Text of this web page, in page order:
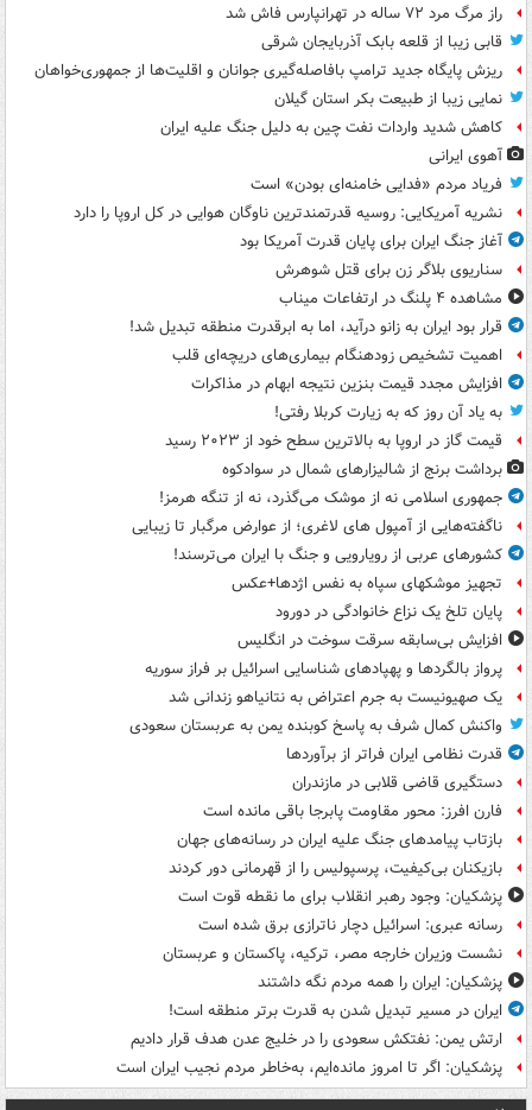
راز مرگ مرد ۷۲ ساله در تهرانپارس فاش شد
قابی زیبا از قلعه بابک آذربایجان شرقی
ریزش پایگاه جدید ترامپ بافاصله‌گیری جوانان و اقلیت‌ها از جمهوری‌خواهان
نمایی زیبا از طبیعت بکر استان گیلان
کاهش شدید واردات نفت چین به دلیل جنگ علیه ایران
آهوی ایرانی
فریاد مردم «فدایی خامنه‌ای بودن» است
نشریه آمریکایی: روسیه قدرتمندترین ناوگان هوایی در کل اروپا را دارد
آغاز جنگ ایران برای پایان قدرت آمریکا بود
سناریوی بلاگر زن برای قتل شوهرش
مشاهده ۴ پلنگ در ارتفاعات میناب
قرار بود ایران به زانو درآید، اما به ابرقدرت منطقه تبدیل شد!
اهمیت تشخیص زودهنگام بیماری‌های دریچه‌ای قلب
افزایش مجدد قیمت بنزین نتیجه ابهام در مذاکرات
به یاد آن روز که به زیارت کربلا رفتی!
قیمت گاز در اروپا به بالاترین سطح خود از ۲۰۲۳ رسید
برداشت برنج از شالیزارهای شمال در سوادکوه
جمهوری اسلامی نه از موشک می‌گذرد، نه از تنگه هرمز!
ناگفته‌هایی از آمپول های لاغری؛ از عوارض مرگبار تا زیبایی
کشورهای عربی از رویارویی و جنگ با ایران می‌ترسند!
تجهیز موشکهای سپاه به نفس اژدها+عکس
پایان تلخ یک نزاع خانوادگی در دورود
افزایش بی‌سابقه سرقت سوخت در انگلیس
پرواز بالگردها و پهپادهای شناسایی اسرائیل بر فراز سوریه
یک صهیونیست به جرم اعتراض به نتانیاهو زندانی شد
واکنش کمال شرف به پاسخ کوبنده یمن به عربستان سعودی
قدرت نظامی ایران فراتر از برآوردها
دستگیری قاضی قلابی در مازندران
فارن افرز: محور مقاومت پابرجا باقی مانده است
بازتاب پیامدهای جنگ علیه ایران در رسانه‌های جهان
بازیکنان بی‌کیفیت، پرسپولیس را از قهرمانی دور کردند
پزشکیان: وجود رهبر انقلاب برای ما نقطه قوت است
رسانه عبری: اسرائیل دچار ناترازی برق شده است
نشست وزیران خارجه مصر، ترکیه، پاکستان و عربستان
پزشکیان: ایران را همه مردم نگه داشتند
ایران در مسیر تبدیل شدن به قدرت برتر منطقه است!
ارتش یمن: نفتکش سعودی را در خلیج عدن هدف قرار دادیم
پزشکیان: اگر تا امروز مانده‌ایم، به‌خاطر مردم نجیب ایران است